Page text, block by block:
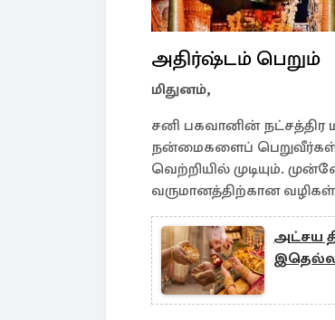
அதிர்ஷ்டம் பெறும்
மிதுனம்,
சனி பகவானின் நட்சத்திர
நன்மைகளைப்
வெற்றியில் முடியும்.
வருமானத்திற்கான வழிகள்
அட்சய